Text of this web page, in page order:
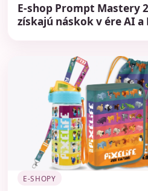
E-shop Prompt Mastery
získajú náskok v ére AI a
E-SHOPY